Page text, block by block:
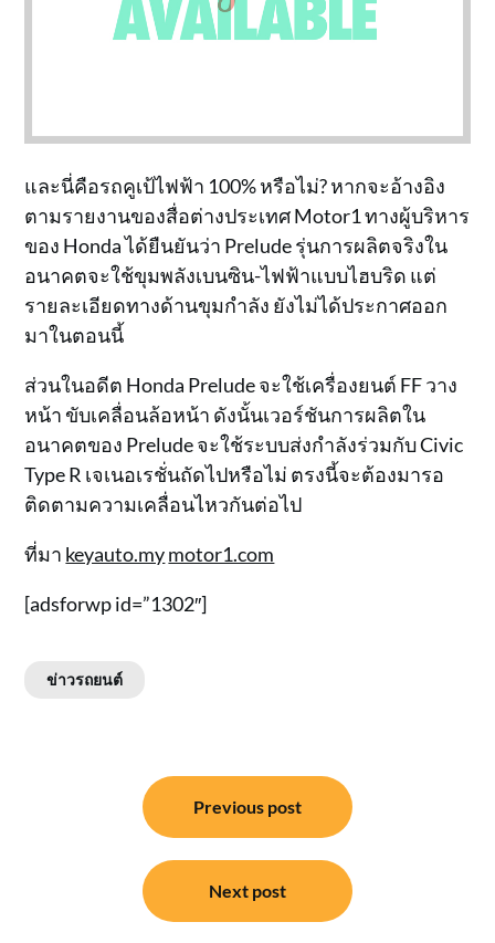
และนี่คือรถคูเป้ไฟฟ้า 100% หรือไม่? หากจะอ้างอิง
ตามรายงานของสื่อต่างประเทศ Motor1 ทางผู้บริหาร
ของ Honda ได้ยืนยันว่า Prelude รุ่นการผลิตจริงใน
อนาคตจะใช้ขุมพลังเบนซิน-ไฟฟ้าแบบไฮบริด แต่
รายละเอียดทางด้านขุมกำลัง ยังไม่ได้ประกาศออก
มาในตอนนี้
ส่วนในอดีต Honda Prelude จะใช้เครื่องยนต์ FF วาง
หน้า ขับเคลื่อนล้อหน้า ดังนั้นเวอร์ชันการผลิตใน
อนาคตของ Prelude จะใช้ระบบส่งกำลังร่วมกับ Civic
Type R เจเนอเรชั่นถัดไปหรือไม่ ตรงนี้จะต้องมารอ
ติดตามความเคลื่อนไหวกันต่อไป
ที่มา keyauto.mymotor1.com
[adsforwp id=”1302″]
ข่าวรถยนต์
Previous post
Next post